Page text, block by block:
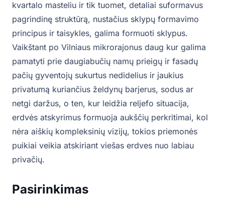
kvartalo masteliu ir tik tuomet, detaliai suformavus
pagrindinę struktūrą, nustačius sklypų formavimo
principus ir taisykles, galima formuoti sklypus.
Vaikštant po Vilniaus mikrorajonus daug kur galima
pamatyti prie daugiabučių namų prieigų ir fasadų
pačių gyventojų sukurtus nedidelius ir jaukius
privatumą kuriančius želdynų barjerus, sodus ar
netgi daržus, o ten, kur leidžia reljefo situacija,
erdvės atskyrimus formuoja aukščių perkritimai, kol
nėra aiškių kompleksinių vizijų, tokios priemonės
puikiai veikia atskiriant viešas erdves nuo labiau
privačių.
Pasirinkimas